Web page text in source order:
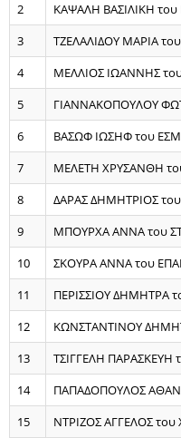
2
ΚΑΨΑΛΗ ΒΑΣΙΛΙΚΗ
3
ΤΖΕΛΑΛΙΔΟΥ ΜΑΡΙΑ
4
ΜΕΛΛΙΟΣ ΙΩΑΝΝΗΣ
5
ΓΙΑΝΝΑΚΟΠΟΥΛΟΥ
6
ΒΑΣΩΦ ΙΩΣΗΦ του
7
ΜΕΛΕΤΗ ΧΡΥΣΑΝΘΗ
8
ΔΑΡΑΣ ΔΗΜΗΤΡΙΟΣ
9
ΜΠΟΥΡΧΑ ΑΝΝΑ του
10
ΣΚΟΥΡΑ ΑΝΝΑ του
11
ΠΕΡΙΣΣΙΟΥ ΔΗΜΗΤΡΑ
12
ΚΩΝΣΤΑΝΤΙΝΟΥ
13
ΤΣΙΓΓΕΛΗ ΠΑΡΑΣΚΕΥΗ
14
ΠΑΠΑΔΟΠΟΥΛΟΣ
15
ΝΤΡΙΖΟΣ ΑΓΓΕΛΟΣ